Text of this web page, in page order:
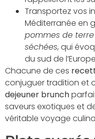
Transportez vos
Méditerranée en
pommes de terre
séchées, qui
du sud de
Chacune de ces
conjuguer tradition et
dejeuner brunch
saveurs exotiques et
véritable voyage